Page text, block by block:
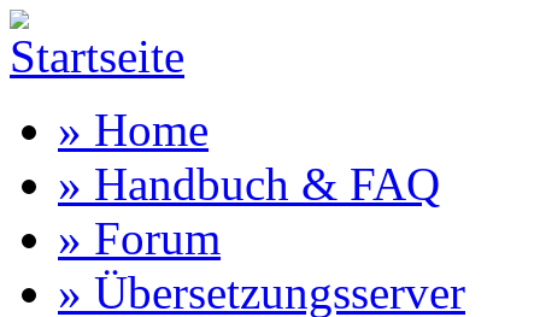
» Home
» Handbuch & FAQ
» Forum
» Übersetzungsserver